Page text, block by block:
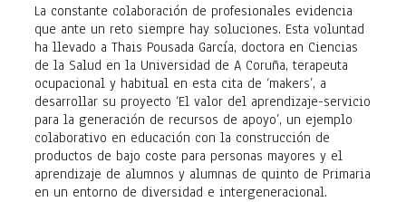
La constante colaboración de profesionales evidencia
que ante un reto siempre hay soluciones. Esta voluntad
ha llevado a Thais Pousada García, doctora en Ciencias
de la Salud en la Universidad de A Coruña, terapeuta
ocupacional y habitual en esta cita de ‘makers’, a
desarrollar su proyecto ‘El valor del aprendizaje-servicio
para la generación de recursos de apoyo’, un ejemplo
colaborativo en educación con la construcción de
productos de bajo coste para personas mayores y el
aprendizaje de alumnos y alumnas de quinto de Primaria
en un entorno de diversidad e intergeneracional.